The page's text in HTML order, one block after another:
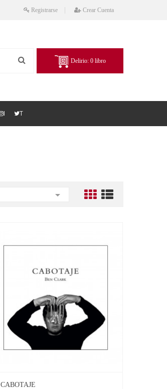
Registrarse Crear Cuenta
Delirio: 0 libro
I T

CABOTAJE